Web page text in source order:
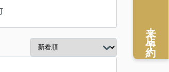
来店予約